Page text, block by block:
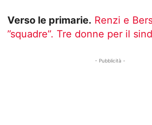
Verso le primarie. Renzi e
”squadre”. Tre donne per il
- Pubblicità -